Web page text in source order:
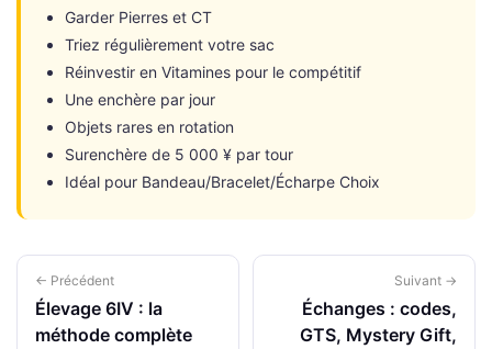
Garder Pierres et CT
Triez régulièrement votre sac
Réinvestir en Vitamines pour le compétitif
Une enchère par jour
Objets rares en rotation
Surenchère de 5 000 ¥ par tour
Idéal pour Bandeau/Bracelet/Écharpe Choix
← Précédent
Élevage 6IV : la
méthode complète
Suivant →
Échanges : codes,
GTS, Mystery Gift,